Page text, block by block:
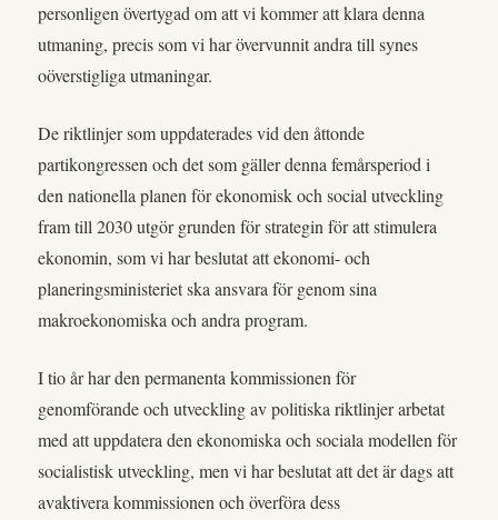
personligen övertygad om att vi kommer att klara denna
utmaning, precis som vi har övervunnit andra till synes
oöverstigliga utmaningar.
De riktlinjer som uppdaterades vid den åttonde
partikongressen och det som gäller denna femårsperiod i
den nationella planen för ekonomisk och social utveckling
fram till 2030 utgör grunden för strategin för att stimulera
ekonomin, som vi har beslutat att ekonomi- och
planeringsministeriet ska ansvara för genom sina
makroekonomiska och andra program.
I tio år har den permanenta kommissionen för
genomförande och utveckling av politiska riktlinjer arbetat
med att uppdatera den ekonomiska och sociala modellen för
socialistisk utveckling, men vi har beslutat att det är dags att
avaktivera kommissionen och överföra dess